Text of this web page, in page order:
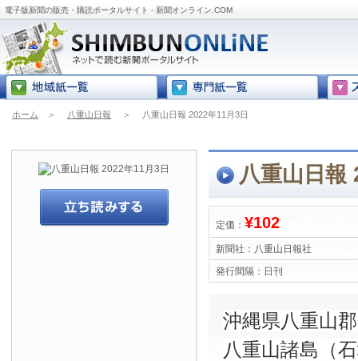
電子版新聞の販売・購読ポータルサイト - 新聞オンライン.COM
ホーム ＞ 八重山日報 ＞ 八重山日報 2022年11月3日
八重山日報
定価： ¥102
新聞社： 八重山日報社
発行間隔： 日刊
沖縄県八重山
八重山諸島（